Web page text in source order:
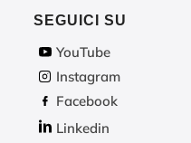
SEGUICI SU
YouTube
Instagram
Facebook
Linkedin